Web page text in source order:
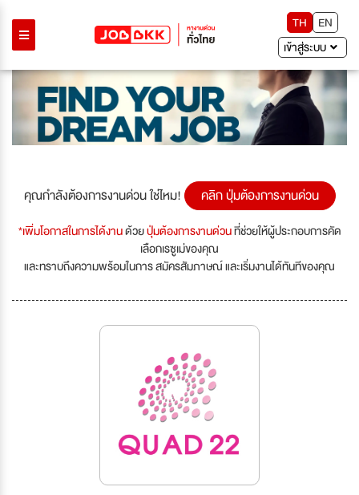
TH
EN
เข้าสู่ระบบ
คุณกำลังต้องการงานด่วน ใช่ไหม! คลิก ปุ่มต้องการงานด่วน
*เพิ่มโอกาสในการได้งานด้วยปุ่มต้องการงานด่วนที่ช่วยให้ผู้ประกอบการคัด
เลือกเรซูเม่ของคุณ
และทราบถึงความพร้อมในการ สมัครสัมภาษณ์ และเริ่มงานได้ทันทีของคุณ